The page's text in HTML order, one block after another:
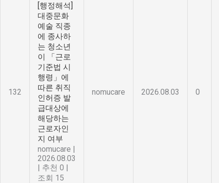
132
[행정해석]
대중문화
예술 직종
에 종사하
는 청소년
이 「근로
기준법 시
행령」에
따른 취직
인허증 발
급대상에
해당하는
근로자인
지 여부
nomucare |
2026.08.03
| 추천 0 |
조회 15
nomucare 2026.08.03 0